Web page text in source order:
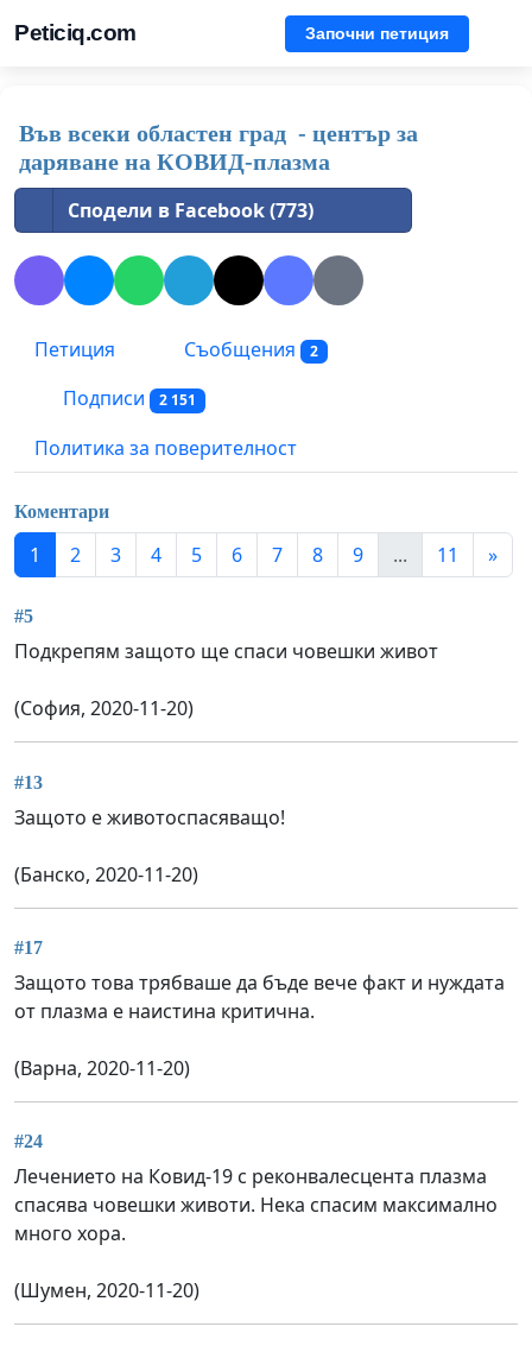
Peticiq.com Започни петиция
Във всеки областен град - център за
даряване на КОВИД-плазма
Сподели в Facebook (773)
Петиция Съобщения 2
Подписи 2 151
Политика за поверителност
Коментари
1 2 3 4 5 6 7 8 9 ... 11 »
#5
Подкрепям защото ще спаси човешки живот
(София, 2020-11-20)
#13
Защото е животоспасяващо!
(Банско, 2020-11-20)
#17
Защото това трябваше да бъде вече факт и нуждата
от плазма е наистина критична.
(Варна, 2020-11-20)
#24
Лечението на Ковид-19 с реконвалесцента плазма
спасява човешки животи. Нека спасим максимално
много хора.
(Шумен, 2020-11-20)